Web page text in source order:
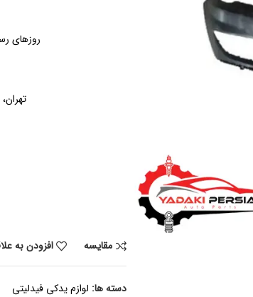
روزهای رسمی از ساعت ۹
مقايسه
افزودن به
دسته ها: لوازم یدکی فیدلیتی